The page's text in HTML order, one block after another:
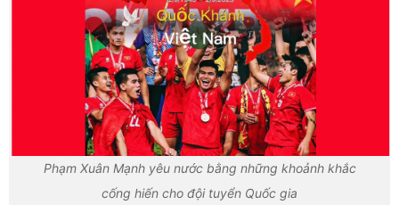
Phạm Xuân Mạnh yêu nước bằng những khoảnh khắc
cống hiến cho đội tuyển Quốc gia